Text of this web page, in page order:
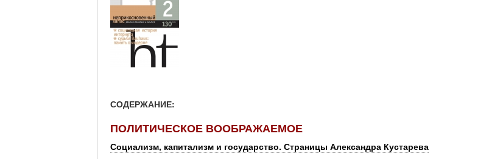
СОДЕРЖАНИЕ:
ПОЛИТИЧЕСКОЕ ВООБРАЖАЕМОЕ
Социализм, капитализм и государство. Страницы Александра Кустарева